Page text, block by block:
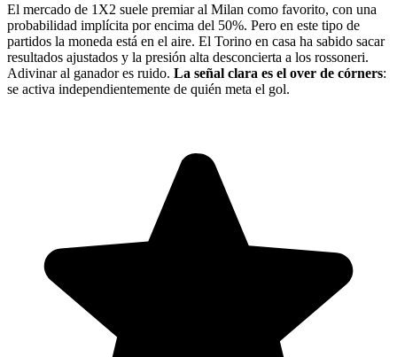
El mercado de 1X2 suele premiar al Milan como favorito, con una
probabilidad implícita por encima del 50%. Pero en este tipo de
partidos la moneda está en el aire. El Torino en casa ha sabido sacar
resultados ajustados y la presión alta desconcierta a los rossoneri.
Adivinar al ganador es ruido. La señal clara es el over de córners:
se activa independientemente de quién meta el gol.